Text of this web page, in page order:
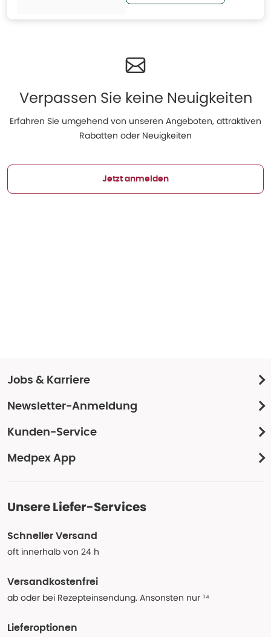
Verpassen Sie keine Neuigkeiten
Erfahren Sie umgehend von unseren Angeboten, attraktiven
Rabatten oder Neuigkeiten
Jetzt anmelden
Jobs & Karriere
Newsletter-Anmeldung
Kunden-Service
Medpex App
Unsere Liefer-Services
Schneller Versand
oft innerhalb von 24 h
Versandkostenfrei
ab oder bei Rezepteinsendung. Ansonsten nur ¹⁴
Lieferoptionen